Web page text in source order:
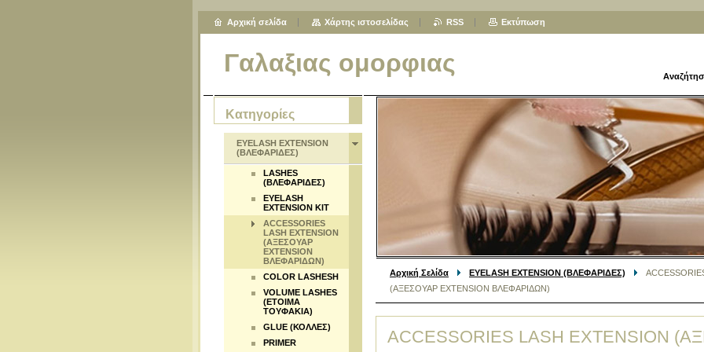
Γαλαξιας ομορφιας
Αρχική Σελίδα EYELASH EXTENSION (ΒΛΕΦΑΡΙΔΕΣ)
(ΑΞΕΣΟΥΑΡ EXTENSION ΒΛΕΦΑΡΙΔΩΝ)
ACCESSORIES LASH EXTENSION
Κατηγορίες
EYELASH EXTENSION
(ΒΛΕΦΑΡΙΔΕΣ)
LASHES
(ΒΛΕΦΑΡΙΔΕΣ)
EYELASH
EXTENSION KIT
ACCESSORIES
LASH EXTENSION
(ΑΞΕΣΟΥΑΡ
EXTENSION
ΒΛΕΦΑΡΙΔΩΝ)
COLOR LASHESH
VOLUME LASHES
(ΕΤΟΙΜΑ
ΤΟΥΦΑΚΙΑ)
GLUE (ΚΟΛΛΕΣ)
PRIMER
Αρχική σελίδα Χάρτης ιστοσελίδας RSS Εκτύπωση